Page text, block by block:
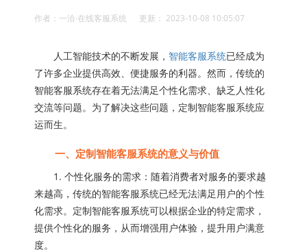
作者：一洽·在线客服系统 更新： 2023-10-08 10:05:07
人工智能技术的不断发展， 智能客服系统已经成为
了许多企业提供高效、便捷服务的利器。然而，传统的
智能客服系统存在着无法满足个性化需求、缺乏人性化
交流等问题。为了解决这些问题，定制智能客服系统应
运而生。
一、定制智能客服系统的意义与价值
1. 个性化服务的需求：随着消费者对服务的要求越
来越高，传统的智能客服系统已经无法满足用户的个性
化需求。定制智能客服系统可以根据企业的特定需求，
提供个性化的服务，从而增强用户体验，提升用户满意
度。